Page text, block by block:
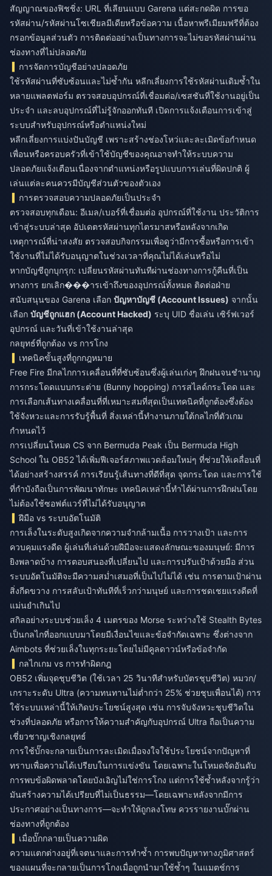
สัญญาณของฟิชชิ่ง: URL ที่เลียนแบบ Garena แต่สะกดผิด การขอ
รหัสผ่าน/รหัสผ่านโซเชียลมีเดียหรือข้อความ เนื้อหาพรีเมียมฟรีที่ต้อง
กรอกข้อมูลส่วนตัว การติดต่ออย่างเป็นทางการจะไม่ขอรหัสผ่านผ่าน
ช่องทางที่ไม่ปลอดภัย
การจัดการบัญชีอย่างปลอดภัย
ใช้รหัสผ่านที่ซับซ้อนและไม่ซ้ำกัน หลีกเลี่ยงการใช้รหัสผ่านเดิมซ้ำใน
หลายแพลตฟอร์ม ตรวจสอบอุปกรณ์ที่เชื่อมต่อ/เซสชันที่ใช้งานอยู่เป็น
ประจำ และลบอุปกรณ์ที่ไม่รู้จักออกทันที เปิดการแจ้งเตือนการเข้าสู่
ระบบสำหรับอุปกรณ์หรือตำแหน่งใหม่
หลีกเลี่ยงการแบ่งปันบัญชี เพราะสร้างช่องโหว่และละเมิดข้อกำหนด
เพื่อนหรือครอบครัวที่เข้าใช้บัญชีของคุณอาจทำให้ระบบความ
ปลอดภัยแจ้งเตือนเนื่องจากตำแหน่งหรือรูปแบบการเล่นที่ผิดปกติ ผู้
เล่นแต่ละคนควรมีบัญชีส่วนตัวของตัวเอง
การตรวจสอบความปลอดภัยเป็นประจำ
ตรวจสอบทุกเดือน: อีเมล/เบอร์ที่เชื่อมต่อ อุปกรณ์ที่ใช้งาน ประวัติการ
เข้าสู่ระบบล่าสุด อัปเดตรหัสผ่านทุกไตรมาสหรือหลังจากเกิด
เหตุการณ์ที่น่าสงสัย ตรวจสอบกิจกรรมเพื่อดูว่ามีการซื้อหรือการเข้า
ใช้งานที่ไม่ได้รับอนุญาตในช่วงเวลาที่คุณไม่ได้เล่นหรือไม่
หากบัญชีถูกบุกรุก: เปลี่ยนรหัสผ่านทันทีผ่านช่องทางการกู้คืนที่เป็น
ทางการ ยกเลิก���ารเข้าถึงของอุปกรณ์ทั้งหมด ติดต่อฝ่าย
สนับสนุนของ Garena เลือก ปัญหาบัญชี (Account Issues) จากนั้น
เลือก บัญชีถูกแฮก (Account Hacked) ระบุ UID ชื่อเล่น เซิร์ฟเวอร์
อุปกรณ์ และวันที่เข้าใช้งานล่าสุด
กลยุทธ์ที่ถูกต้อง vs การโกง
เทคนิคขั้นสูงที่ถูกกฎหมาย
Free Fire มีกลไกการเคลื่อนที่ที่ซับซ้อนซึ่งผู้เล่นเก่งๆ ฝึกฝนจนชำนาญ
การกระโดดแบบกระต่าย (Bunny hopping) การสไลด์กระโดด และ
การเลือกเส้นทางเคลื่อนที่ที่เหมาะสมที่สุดเป็นเทคนิคที่ถูกต้องซึ่งต้อง
ใช้จังหวะและการรับรู้พื้นที่ สิ่งเหล่านี้ทำงานภายใต้กลไกที่ตัวเกม
กำหนดไว้
การเปลี่ยนโหมด CS จาก Bermuda Peak เป็น Bermuda High
School ใน OB52 ได้เพิ่มฟีเจอร์สภาพแวดล้อมใหม่ๆ ที่ช่วยให้เคลื่อนที่
ได้อย่างสร้างสรรค์ การเรียนรู้เส้นทางที่ดีที่สุด จุดกระโดด และการใช้
ที่กำบังถือเป็นการพัฒนาทักษะ เทคนิคเหล่านี้ทำได้ผ่านการฝึกฝนโดย
ไม่ต้องใช้ซอฟต์แวร์ที่ไม่ได้รับอนุญาต
ฝีมือ vs ระบบอัตโนมัติ
การเล็งในระดับสูงเกิดจากความจำกล้ามเนื้อ การวางเป้า และการ
ควบคุมแรงดีด ผู้เล่นที่เล่นด้วยฝีมือจะแสดงลักษณะของมนุษย์: มีการ
ยิงพลาดบ้าง การตอบสนองที่เปลี่ยนไป และการปรับเป้าด้วยมือ ส่วน
ระบบอัตโนมัติจะมีความสม่ำเสมอที่เป็นไปไม่ได้ เช่น การตามเป้าผ่าน
สิ่งกีดขวาง การสลับเป้าทันทีที่เร็วกว่ามนุษย์ และการชดเชยแรงดีดที่
แม่นยำเกินไป
สกิลอย่างระบบช่วยเล็ง 4 เมตรของ Morse ระหว่างใช้ Stealth Bytes
เป็นกลไกที่ออกแบบมาโดยมีเงื่อนไขและข้อจำกัดเฉพาะ ซึ่งต่างจาก
Aimbots ที่ช่วยเล็งในทุกระยะโดยไม่มีคูลดาวน์หรือข้อจำกัด
กลไกเกม vs การทำผิดกฎ
OB52 เพิ่มจุดชุบชีวิต (ใช้เวลา 25 วินาทีสำหรับบัตรชุบชีวิต) หมวก/
เกราะระดับ Ultra (ความทนทานไม่ต่ำกว่า 25% ช่วยชุบเพื่อนได้) การ
ใช้ระบบเหล่านี้ให้เกิดประโยชน์สูงสุด เช่น การจับจังหวะชุบชีวิตใน
ช่วงที่ปลอดภัย หรือการให้ความสำคัญกับอุปกรณ์ Ultra ถือเป็นความ
เชี่ยวชาญเชิงกลยุทธ์
การใช้บั๊กจะกลายเป็นการละเมิดเมื่อจงใจใช้ประโยชน์จากปัญหาที่
ทราบเพื่อความได้เปรียบในการแข่งขัน โดยเฉพาะในโหมดจัดอันดับ
การพบข้อผิดพลาดโดยบังเอิญไม่ใช่การโกง แต่การใช้ซ้ำหลังจากรู้ว่า
มันสร้างความได้เปรียบที่ไม่เป็นธรรม—โดยเฉพาะหลังจากมีการ
ประกาศอย่างเป็นทางการ—จะทำให้ถูกลงโทษ ควรรายงานบั๊กผ่าน
ช่องทางที่ถูกต้อง
เมื่อบั๊กกลายเป็นความผิด
ความแตกต่างอยู่ที่เจตนาและการทำซ้ำ การพบปัญหาทางภูมิศาสตร์
ของแผนที่จะกลายเป็นการโกงเมื่อถูกนำมาใช้ซ้ำๆ ในแมตช์การ